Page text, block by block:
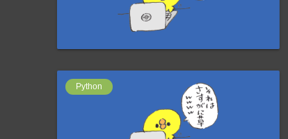
Python